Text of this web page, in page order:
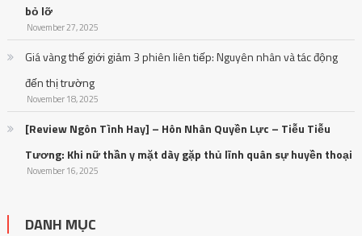
bỏ lỡ
November 27, 2025
Giá vàng thế giới giảm 3 phiên liên tiếp: Nguyên nhân và tác động
đến thị trường
November 18, 2025
[Review Ngôn Tình Hay] – Hôn Nhân Quyền Lực – Tiễu Tiễu
Tương: Khi nữ thần y mặt dày gặp thủ lĩnh quân sự huyền thoại
November 16, 2025
DANH MỤC